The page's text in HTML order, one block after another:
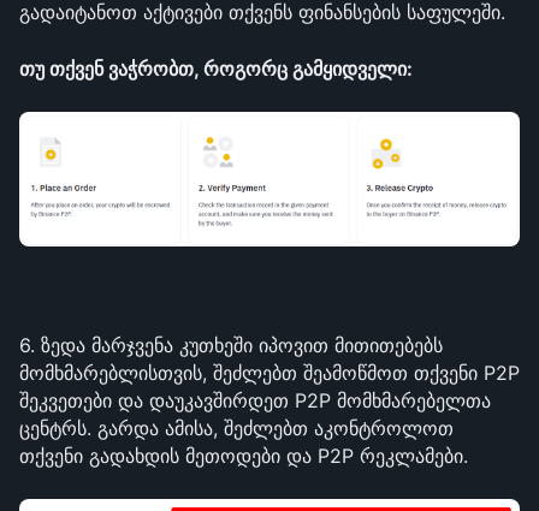
გადაიტანოთ აქტივები თქვენს ფინანსების საფულეში.
თუ თქვენ ვაჭრობთ, როგორც გამყიდველი:
6. ზედა მარჯვენა კუთხეში იპოვით მითითებებს
მომხმარებლისთვის, შეძლებთ შეამოწმოთ თქვენი P2P
შეკვეთები და დაუკავშირდეთ P2P მომხმარებელთა
ცენტრს. გარდა ამისა, შეძლებთ აკონტროლოთ
თქვენი გადახდის მეთოდები და P2P რეკლამები.